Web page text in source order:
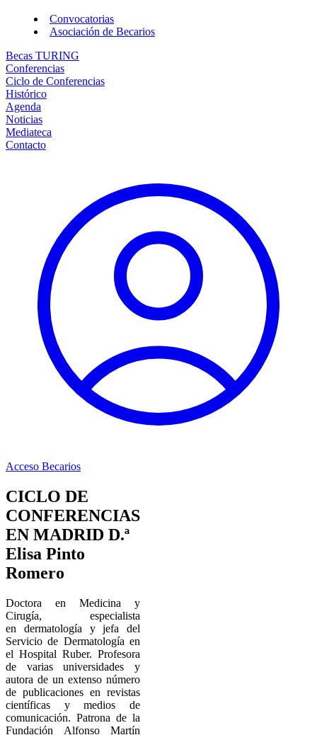
Convocatorias
Asociación de Becarios
Becas TURING
Conferencias
Ciclo de Conferencias
Histórico
Agenda
Noticias
Mediateca
Contacto
Acceso Becarios
CICLO DE
CONFERENCIAS
EN MADRID D.ª
Elisa Pinto
Romero
Doctora en Medicina y
Cirugía, especialista
en dermatología y jefa del
Servicio de Dermatología en
el Hospital Ruber. Profesora
de varias universidades y
autora de un extenso número
de publicaciones en revistas
científicas y medios de
comunicación. Patrona de la
Fundación Alfonso Martín